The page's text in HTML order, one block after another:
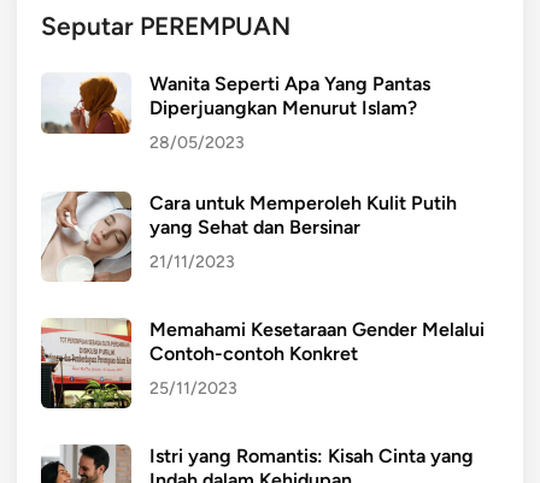
Seputar PEREMPUAN
Wanita Seperti Apa Yang Pantas
Diperjuangkan Menurut Islam?
28/05/2023
Cara untuk Memperoleh Kulit Putih
yang Sehat dan Bersinar
21/11/2023
Memahami Kesetaraan Gender Melalui
Contoh-contoh Konkret
25/11/2023
Istri yang Romantis: Kisah Cinta yang